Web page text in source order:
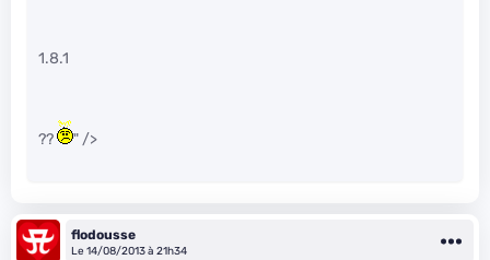
1.8.1
?? " />
flodousse
Le 14/08/2013 à 21h34